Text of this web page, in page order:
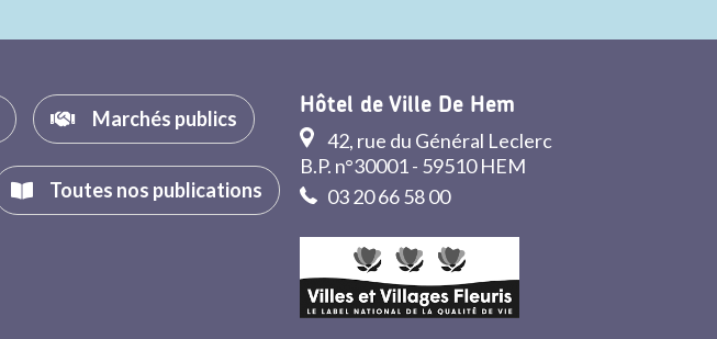
Marchés publics
Toutes nos publications
Hôtel de Ville De Hem
42, rue du Général Leclerc
B.P. n°30001 - 59510 HEM
03 20 66 58 00